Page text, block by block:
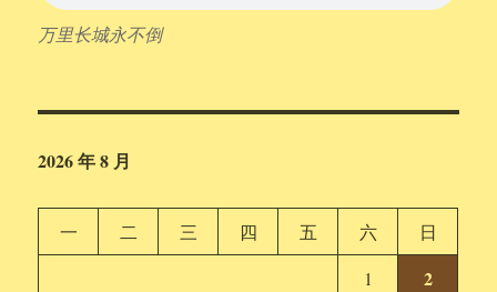
万里长城永不倒
2026 年 8 月
一 二 三 四 五 六
日
1
2